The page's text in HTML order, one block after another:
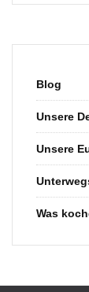
Blog
Unsere
Unsere
Was